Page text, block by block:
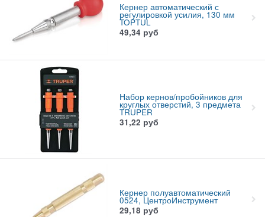
Кернер автоматический с
регулировкой усилия, 130 мм
TOPTUL
49,34 руб
Набор кернов/пробойников для
круглых отверстий, 3 предмета
TRUPER
31,22 руб
Кернер полуавтоматический
0524, ЦентроИнструмент
29,18 руб